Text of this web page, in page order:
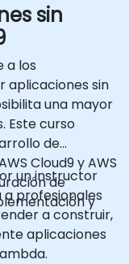
sin
a los
aplicaciones sin
una mayor
Este curso
de
Cloud9 y AWS
de
y
un instructor
profesionales
a construir,
aplicaciones